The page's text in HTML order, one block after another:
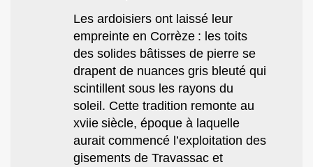
Les ardoisiers ont laissé leur
empreinte en Corrèze : les toits
des solides bâtisses de pierre se
drapent de nuances gris bleuté qui
scintillent sous les rayons du
soleil. Cette tradition remonte au
xviie siècle, époque à laquelle
aurait commencé l’exploitation des
gisements de Travassac et